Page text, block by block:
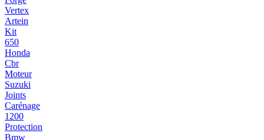
Vertex
Artein
Kit
650
Honda
Cbr
Moteur
Suzuki
Joints
Carénage
1200
Protection
Bmw